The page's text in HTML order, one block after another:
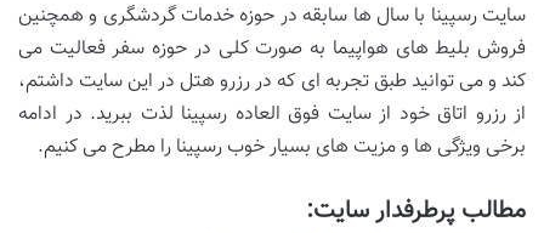
سایت رسپینا با سال ها سابقه در حوزه خدمات گردشگری و همچنین
فروش بلیط های هواپیما به صورت کلی در حوزه سفر فعالیت می
کند و می توانید طبق تجربه ای که در رزرو هتل در این سایت داشتم،
از رزرو اتاق خود از سایت فوق العاده رسپینا لذت ببرید. در ادامه
برخی ویژگی ها و مزیت های بسیار خوب رسپینا را مطرح می کنیم.
مطالب پرطرفدار سایت: